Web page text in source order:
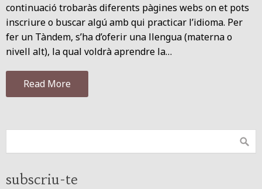
continuació trobaràs diferents pàgines webs on et pots
inscriure o buscar algú amb qui practicar l’idioma. Per
fer un Tàndem, s’ha d’oferir una llengua (materna o
nivell alt), la qual voldrà aprendre la…
Read More
subscriu-te